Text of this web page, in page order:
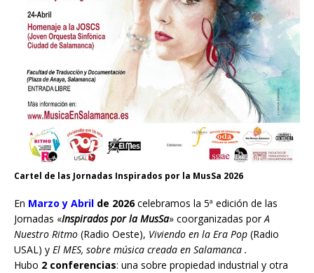
Cartel de las Jornadas Inspirados por la MusSa 2026
En Marzo y Abril de 2026celebramos la 5ª edición de las
Jornadas «Inspirados por la MusSa» coorganizadas porA
Nuestro Ritmo (Radio Oeste), Viviendo en la Era Pop (Radio
USAL) y El MES, sobre música creada en Salamanca .
Hubo 2 conferencias: una sobre propiedad industrial y otra